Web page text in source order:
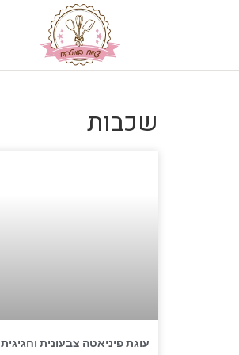
שכבות
עוגת פיניאטה צבעונית וחגיגית